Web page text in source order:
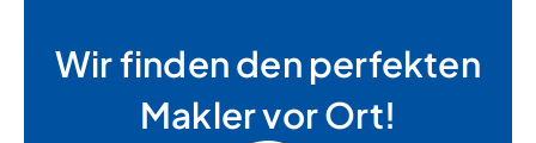
Wir finden den perfekten
Makler vor Ort!